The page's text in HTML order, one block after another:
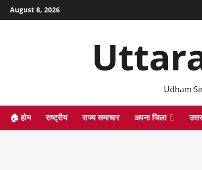
Skip
to
August 8, 2026
Udham
🏠 होम राष्ट्रीय राज्य समाचार अपना जिला